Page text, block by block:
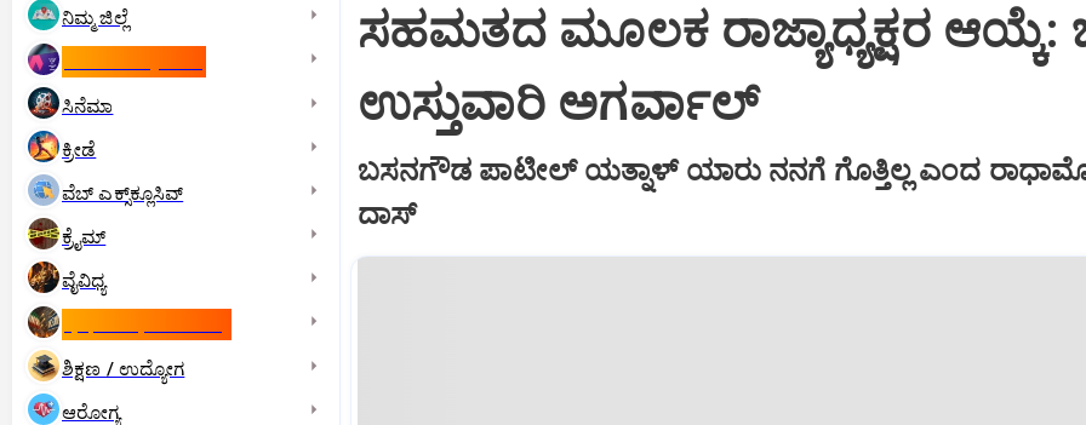
ನಿಮ್ಮ ಜಿಲ್ಲೆ
ಸಿನೆಮಾ
ಕ್ರೀಡೆ
ವೆಬ್ ಎಕ್ಸ್‌ಕ್ಲೂಸಿವ್
ಕ್ರೈಮ್
ವೈವಿಧ್ಯ
ಶಿಕ್ಷಣ / ಉದ್ಯೋಗ
ಆರೋಗ್ಯ
ಸಹಮತದ ಮೂಲಕ ರಾಜ್ಯಾಧ್ಯಕ್ಷರ
ಉಸ್ತುವಾರಿ ಅಗರ್ವಾಲ್‌
ಬಸನಗೌಡ ಪಾಟೀಲ್‌ ಯತ್ನಾಳ್‌ ಯಾರು ನನಗೆ ಗೊತ್ತಿಲ್ಲ ಎಂದ
ದಾಸ್‌